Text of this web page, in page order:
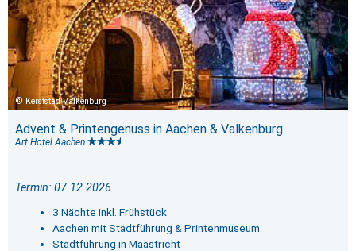
Kerststad Valkenburg
Advent & Printengenuss in Aachen & Valkenburg
Art Hotel Aachen
Termin: 07.12.2026
3 Nächte inkl. Frühstück
Aachen mit Stadtführung & Printenmuseum
Stadtführung in Maastricht